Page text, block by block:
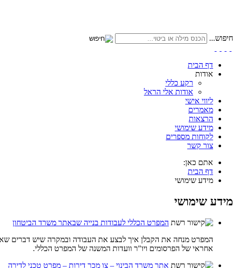
חיפוש...
דף הבית
אודות
רקע כללי
אודות אלי הראל
ליווי אישי
מאמרים
הרצאות
מידע שימושי
לקוחות מספרים
צור קשר
אתם כאן:
דף הבית
מידע שימושי
מידע שימושי
המפרט הכללי לעבודות בנייה שבאתר משרד הביטחון
המפרט מנחה את הקבלן איך לבצע את העבודה ובמקרה שיש דברים
אחראי של הפרסומים ויו"ר וועדות המשנה של המפרט הכללי.
אתר משרד הבינוי – צו מכר דירות – מפרט טכני לדירה